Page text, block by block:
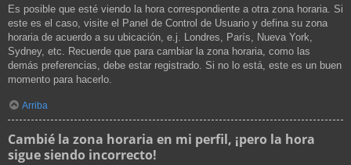
Es posible que esté viendo la hora correspondiente a otra zona horaria. Si
este es el caso, visite el Panel de Control de Usuario y defina su zona
horaria de acuerdo a su ubicación, e.j. Londres, París, Nueva York,
Sydney, etc. Recuerde que para cambiar la zona horaria, como las
demás preferencias, debe estar registrado. Si no lo está, este es un buen
momento para hacerlo.
Arriba
Cambié la zona horaria en mi perfil, ¡pero la hora
sigue siendo incorrecto!